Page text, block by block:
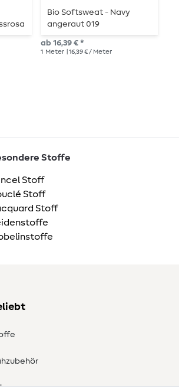
Bio Softsweat - Navy
angeraut 019
ab 16,39 € *
1 Meter | 16,39 € / Meter
Stoffe
Stoff
Stoff
Stoff